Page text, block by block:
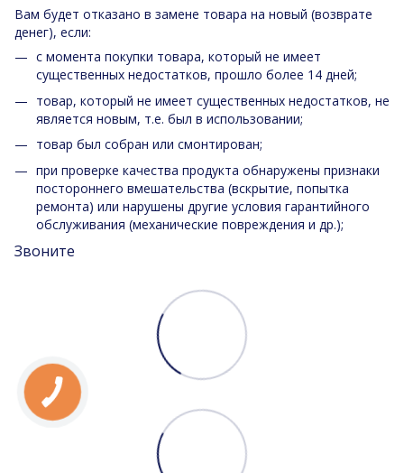
Вам будет отказано в замене товара на новый (возврате
денег), если:
с момента покупки товара, который не имеет
существенных недостатков, прошло более 14 дней;
товар, который не имеет существенных недостатков, не
является новым, т.е. был в использовании;
товар был собран или смонтирован;
при проверке качества продукта обнаружены признаки
постороннего вмешательства (вскрытие, попытка
ремонта) или нарушены другие условия гарантийного
обслуживания (механические повреждения и др.);
Звоните